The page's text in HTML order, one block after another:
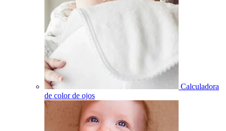
Calculadora
de color de ojos